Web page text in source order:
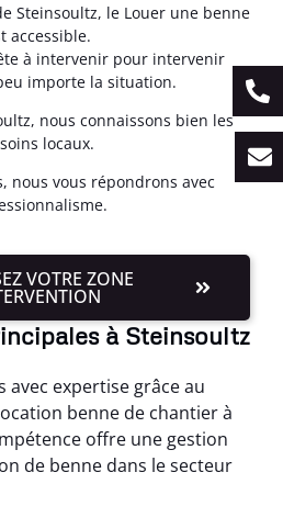
Steinsoultz, le Louer une benne
accessible.
à intervenir pour intervenir
importe la situation.
nous connaissons bien les
locaux.
nous vous répondrons avec
VOTRE ZONE
à Steinsoultz
avec expertise grâce au
benne de chantier à
offre une gestion
de benne dans le secteur